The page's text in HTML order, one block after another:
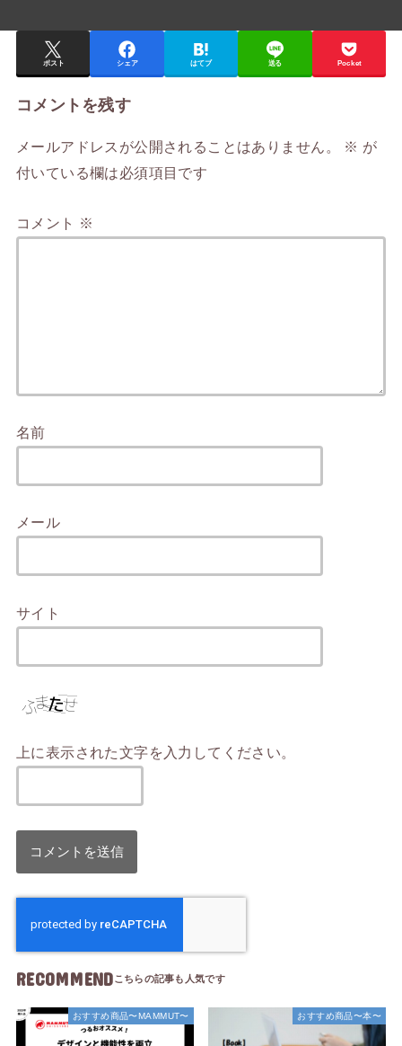
ポスト シェア はてブ 送る Pocket
コメントを残す
メールアドレスが公開されることはありません。 ※ が
付いている欄は必須項目です
コメント ※
名前
メール
サイト
上に表示された文字を入力してください。
RECOMMEND
おすすめ商品〜MAMMUT〜 おすすめ商品〜本〜